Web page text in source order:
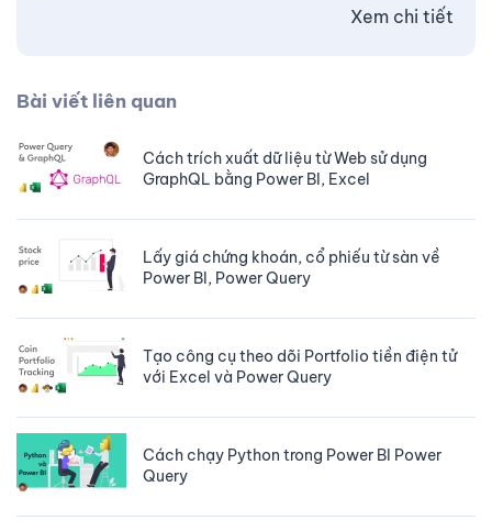
Xem chi tiết
Bài viết liên quan
Cách trích xuất dữ liệu từ Web sử dụng
GraphQL bằng Power BI, Excel
Lấy giá chứng khoán, cổ phiếu từ sàn về
Power BI, Power Query
Tạo công cụ theo dõi Portfolio tiền điện tử
với Excel và Power Query
Cách chạy Python trong Power BI Power
Query